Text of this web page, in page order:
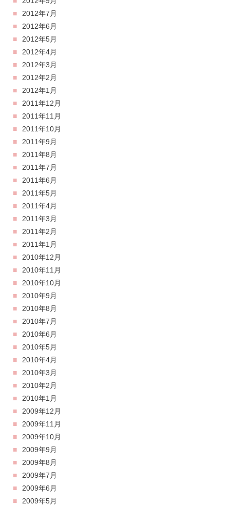
2012年7月
2012年6月
2012年5月
2012年4月
2012年3月
2012年2月
2012年1月
2011年12月
2011年11月
2011年10月
2011年9月
2011年8月
2011年7月
2011年6月
2011年5月
2011年4月
2011年3月
2011年2月
2011年1月
2010年12月
2010年11月
2010年10月
2010年9月
2010年8月
2010年7月
2010年6月
2010年5月
2010年4月
2010年3月
2010年2月
2010年1月
2009年12月
2009年11月
2009年10月
2009年9月
2009年8月
2009年7月
2009年6月
2009年5月